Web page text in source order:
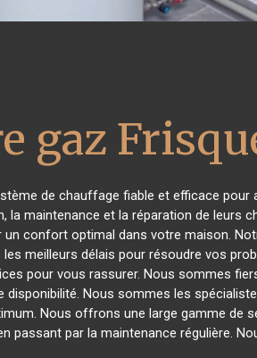
gaz
de chauffage fiable et efficace
maintenance et la réparation de leurs
confort optimal dans votre maison.
meilleurs délais pour résoudre vos
pour vous rassurer. Nous sommes
Nous sommes les
Nous offrons une large gamme de
passant par la maintenance régulière.